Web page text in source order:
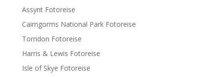
Assynt Fotoreise
Cairngorms National Park Fotoreise
Torridon Fotoreise
Harris & Lewis Fotoreise
Isle of Skye Fotoreise